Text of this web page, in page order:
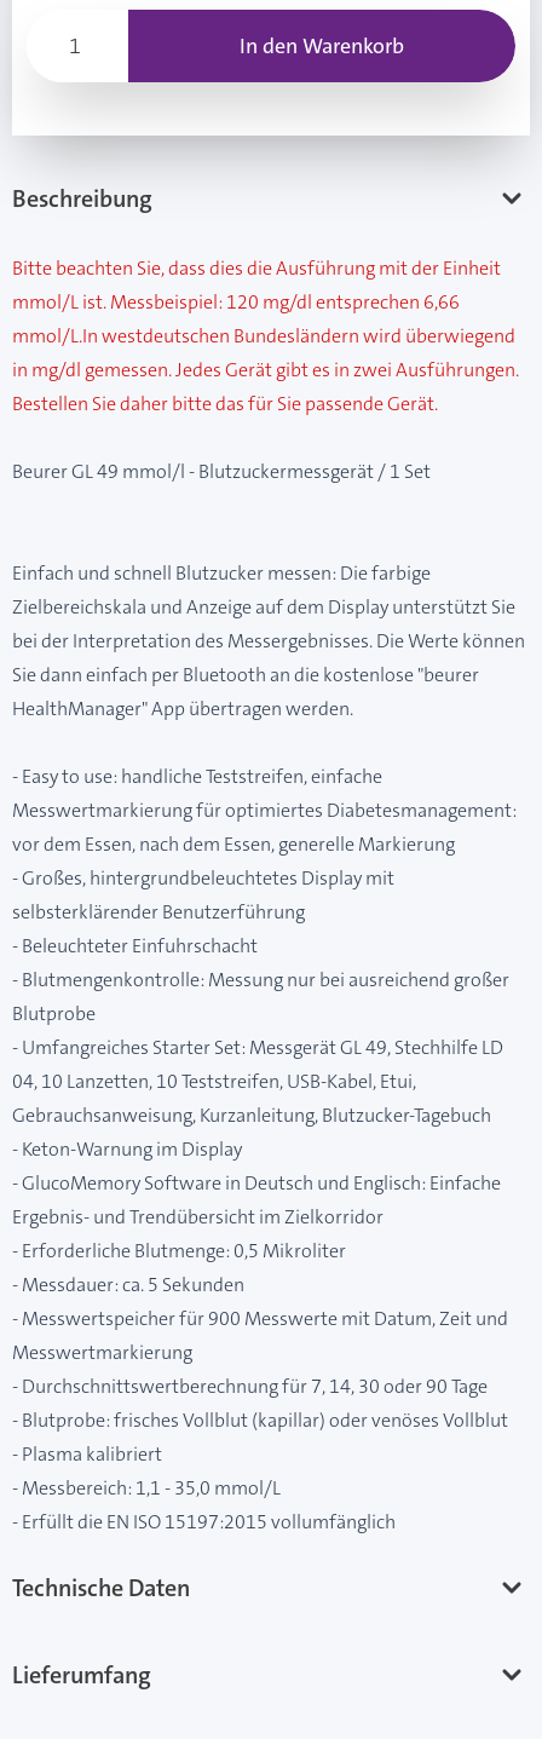
In den Warenkorb
Beschreibung
Bitte beachten Sie, dass dies die Ausführung mit der Einheit
mmol/L ist. Messbeispiel: 120 mg/dl entsprechen 6,66
mmol/L.In westdeutschen Bundesländern wird überwiegend
in mg/dl gemessen. Jedes Gerät gibt es in zwei Ausführungen.
Bestellen Sie daher bitte das für Sie passende Gerät.
Beurer GL 49 mmol/l - Blutzuckermessgerät / 1 Set
Einfach und schnell Blutzucker messen: Die farbige
Zielbereichskala und Anzeige auf dem Display unterstützt Sie
bei der Interpretation des Messergebnisses. Die Werte können
Sie dann einfach per Bluetooth an die kostenlose "beurer
HealthManager" App übertragen werden.
- Easy to use: handliche Teststreifen, einfache
Messwertmarkierung für optimiertes Diabetesmanagement:
vor dem Essen, nach dem Essen, generelle Markierung
- Großes, hintergrundbeleuchtetes Display mit
selbsterklärender Benutzerführung
- Beleuchteter Einfuhrschacht
- Blutmengenkontrolle: Messung nur bei ausreichend großer
Blutprobe
- Umfangreiches Starter Set: Messgerät GL 49, Stechhilfe LD
04, 10 Lanzetten, 10 Teststreifen, USB-Kabel, Etui,
Gebrauchsanweisung, Kurzanleitung, Blutzucker-Tagebuch
- Keton-Warnung im Display
- GlucoMemory Software in Deutsch und Englisch: Einfache
Ergebnis- und Trendübersicht im Zielkorridor
- Erforderliche Blutmenge: 0,5 Mikroliter
- Messdauer: ca. 5 Sekunden
- Messwertspeicher für 900 Messwerte mit Datum, Zeit und
Messwertmarkierung
- Durchschnittswertberechnung für 7, 14, 30 oder 90 Tage
- Blutprobe: frisches Vollblut (kapillar) oder venöses Vollblut
- Plasma kalibriert
- Messbereich: 1,1 - 35,0 mmol/L
- Erfüllt die EN ISO 15197:2015 vollumfänglich
Technische Daten
Lieferumfang